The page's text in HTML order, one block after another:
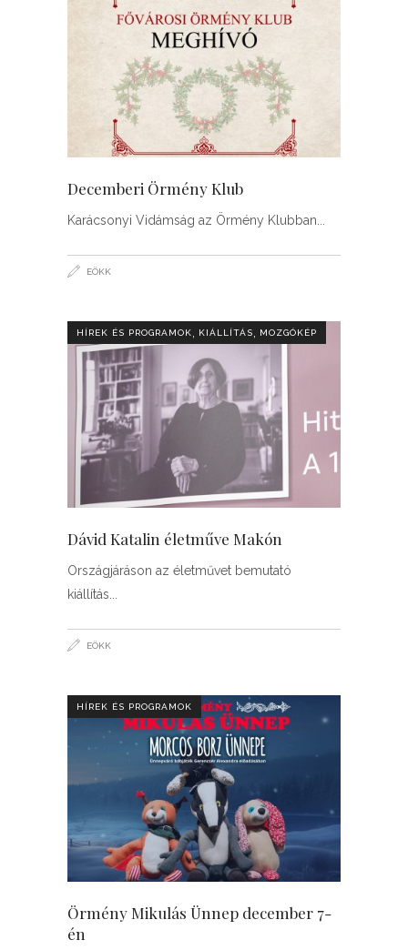
Decemberi Örmény Klub
Karácsonyi Vidámság az Örmény Klubban
EÖKK
HÍREK ÉS PROGRAMOK KIÁLLÍTÁS MOZGÓKÉP
Dávid Katalin életműve Makón
Országjáráson az életművet bemutató
kiállítás
EÖKK
HÍREK ÉS PROGRAMOK
Örmény Mikulás Ünnep december 7-
én